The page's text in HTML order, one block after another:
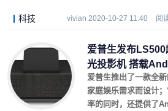
科技 vivian 2020-10-27 11:40 阅
爱普生发布
光投影机 搭载
爱普生推出了一款全
家庭娱乐需求而设计
率的同时，还提供了